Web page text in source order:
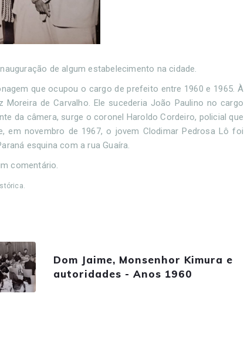
de algum estabelecimento na cidade.
que ocupou o cargo de prefeito entre 1960 e 1965. À
de Carvalho. Ele sucederia João Paulino no cargo
da câmera, surge o coronel Haroldo Cordeiro, policial que
em novembro de 1967, o jovem Clodimar Pedrosa Lô foi
esquina com a rua Guaíra.
comentário.
Dom Jaime, Monsenhor Kimura e
autoridades - Anos 1960